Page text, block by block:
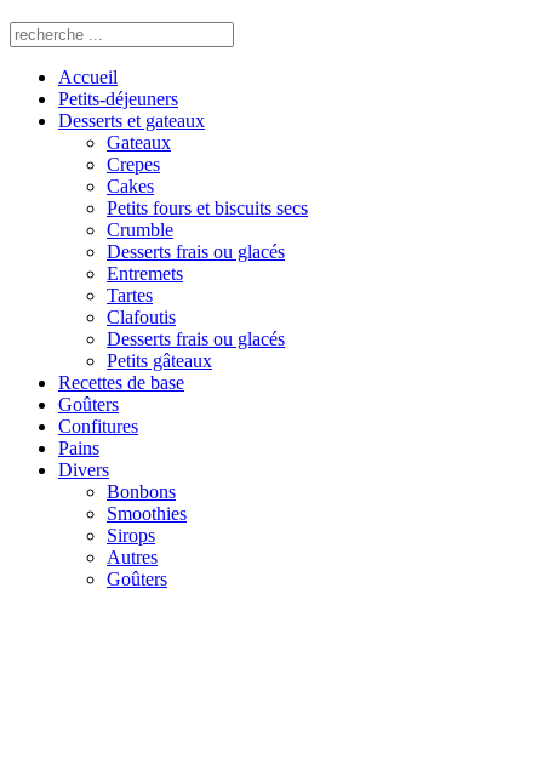
Accueil
Petits-déjeuners
Desserts et gateaux
Gateaux
Crepes
Cakes
Petits fours et biscuits secs
Crumble
Desserts frais ou glacés
Entremets
Tartes
Clafoutis
Desserts frais ou glacés
Petits gâteaux
Recettes de base
Goûters
Confitures
Pains
Divers
Bonbons
Smoothies
Sirops
Autres
Goûters